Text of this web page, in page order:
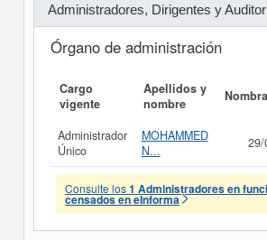
Administradores, Dirigentes y
Órgano de administración
Cargo
vigente
Apellidos y
nombre
Administrador
Único
MOHAMMED
N...
29/
Consulte los1 Administradores en
censados en eInforma